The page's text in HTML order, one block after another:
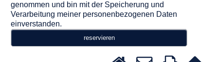
genommen und bin mit der Speicherung und
Verarbeitung meiner personenbezogenen Daten
einverstanden.